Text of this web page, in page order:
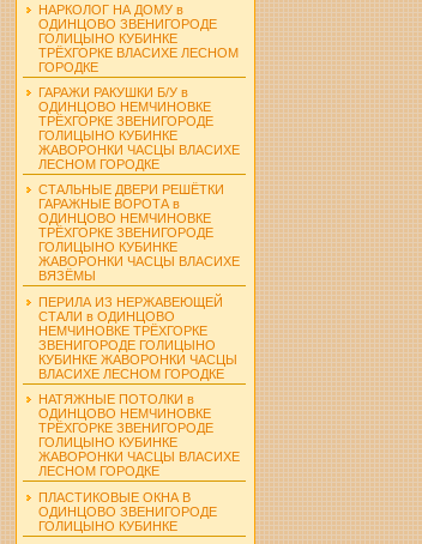
НАРКОЛОГ НА ДОМУ в
ОДИНЦОВО ЗВЕНИГОРОДЕ
ГОЛИЦЫНО КУБИНКЕ
ТРЁХГОРКЕ ВЛАСИХЕ ЛЕСНОМ
ГОРОДКЕ
ГАРАЖИ РАКУШКИ Б/У в
ОДИНЦОВО НЕМЧИНОВКЕ
ТРЁХГОРКЕ ЗВЕНИГОРОДЕ
ГОЛИЦЫНО КУБИНКЕ
ЖАВОРОНКИ ЧАСЦЫ ВЛАСИХЕ
ЛЕСНОМ ГОРОДКЕ
СТАЛЬНЫЕ ДВЕРИ РЕШЁТКИ
ГАРАЖНЫЕ ВОРОТА в
ОДИНЦОВО НЕМЧИНОВКЕ
ТРЁХГОРКЕ ЗВЕНИГОРОДЕ
ГОЛИЦЫНО КУБИНКЕ
ЖАВОРОНКИ ЧАСЦЫ ВЛАСИХЕ
ВЯЗЁМЫ
ПЕРИЛА ИЗ НЕРЖАВЕЮЩЕЙ
СТАЛИ в ОДИНЦОВО
НЕМЧИНОВКЕ ТРЁХГОРКЕ
ЗВЕНИГОРОДЕ ГОЛИЦЫНО
КУБИНКЕ ЖАВОРОНКИ ЧАСЦЫ
ВЛАСИХЕ ЛЕСНОМ ГОРОДКЕ
НАТЯЖНЫЕ ПОТОЛКИ в
ОДИНЦОВО НЕМЧИНОВКЕ
ТРЁХГОРКЕ ЗВЕНИГОРОДЕ
ГОЛИЦЫНО КУБИНКЕ
ЖАВОРОНКИ ЧАСЦЫ ВЛАСИХЕ
ЛЕСНОМ ГОРОДКЕ
ПЛАСТИКОВЫЕ ОКНА В
ОДИНЦОВО ЗВЕНИГОРОДЕ
ГОЛИЦЫНО КУБИНКЕ